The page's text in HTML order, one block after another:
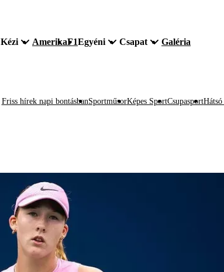
Kézi AmerikaF1Egyéni Csapat Galéria
Friss hírek napi bontásbanSportműsorKépes SportCsupasportHátsó